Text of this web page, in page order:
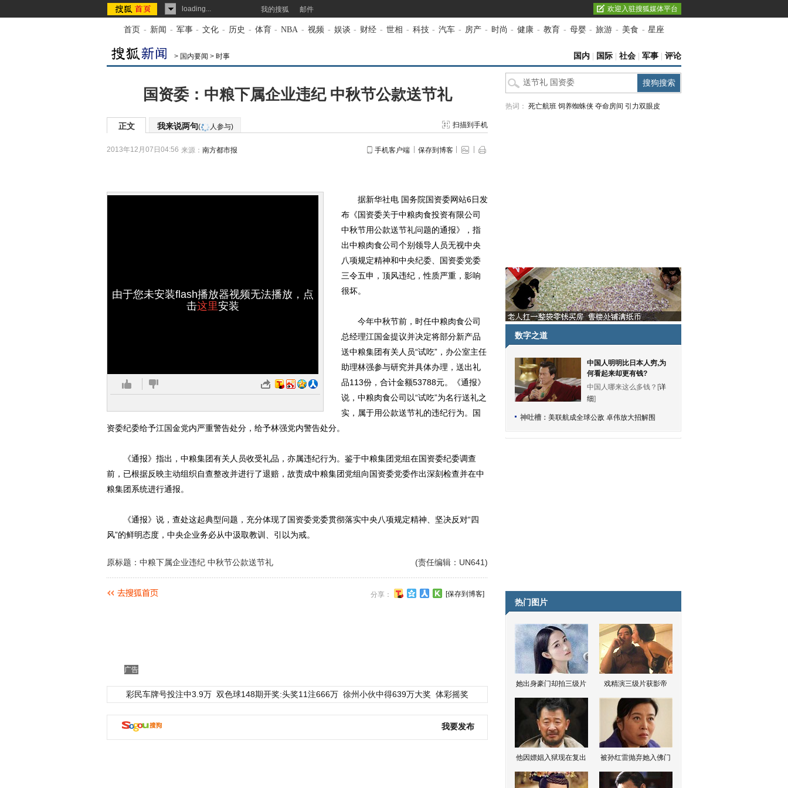
loading... 我的搜狐 邮件 欢迎入驻搜狐媒体平台
首页 - 新闻 - 军事 - 文化 - 历史 - 体育 - NBA - 视频 - 娱谈 - 财经 - 世相 - 科技 - 汽车 - 房产 - 时尚 - 健康 - 教育 - 母婴 - 旅游 - 美食 - 星座
> 国内要闻 > 时事 国内 国际 社会 军事 评论
国资委：中粮下属企业违纪 中秋节公款送节礼
正文 我来说两句( 人参与) 扫描到手机
2013年12月07日04:56 来源： 南方都市报 手机客户端 保存到博客
由于您未安装flash播放器视频无法播放，点
击这里安装
据新华社电 国务院国资委网站6日发
布《国资委关于中粮肉食投资有限公司
中秋节用公款送节礼问题的通报》，指
出中粮肉食公司个别领导人员无视中央
八项规定精神和中央纪委、国资委党委
三令五申，顶风违纪，性质严重，影响
很坏。
今年中秋节前，时任中粮肉食公司
总经理江国金提议并决定将部分新产品
送中粮集团有关人员“试吃”，办公室主任
助理林强参与研究并具体办理，送出礼
品113份，合计金额53788元。《通报》
说，中粮肉食公司以“试吃”为名行送礼之
实，属于用公款送节礼的违纪行为。国
资委纪委给予江国金党内严重警告处分，给予林强党内警告处分。
《通报》指出，中粮集团有关人员收受礼品，亦属违纪行为。鉴于中粮集团党组在国资委纪委调查
前，已根据反映主动组织自查整改并进行了退赔，故责成中粮集团党组向国资委党委作出深刻检查并在中
粮集团系统进行通报。
《通报》说，查处这起典型问题，充分体现了国资委党委贯彻落实中央八项规定精神、坚决反对“四
风”的鲜明态度，中央企业务必从中汲取教训、引以为戒。
(责任编辑：UN641)
原标题：中粮下属企业违纪 中秋节公款送节礼
分享： [保存到博客]
广告
彩民车牌号投注中3.9万 双色球148期开奖:头奖11注666万 徐州小伙中得639万大奖 体彩摇奖
我要发布
热词： 死亡航班 饲养蜘蛛侠 夺命房间 引力双眼皮
数字之道
中国人明明比日本人穷,为
何看起来却更有钱?
中国人哪来这么多钱？[详
细]
神吐槽： 美联航成全球公敌 卓伟放大招解围
热门图片
她出身豪门却拍三级片 戏精演三级片获影帝
他因嫖娼入狱现在复出 被孙红雷抛弃她入佛门